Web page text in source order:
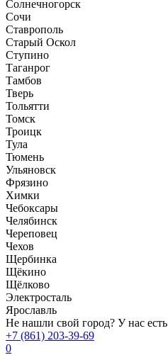
Солнечногорск
Сочи
Ставрополь
Старый Оскол
Ступино
Таганрог
Тамбов
Тверь
Тольятти
Томск
Троицк
Тула
Тюмень
Ульяновск
Фрязино
Химки
Чебоксары
Челябинск
Череповец
Чехов
Щербинка
Щёкино
Щёлково
Электросталь
Ярославль
Не нашли свой город? У нас есть
+7 (861) 203-39-69
0